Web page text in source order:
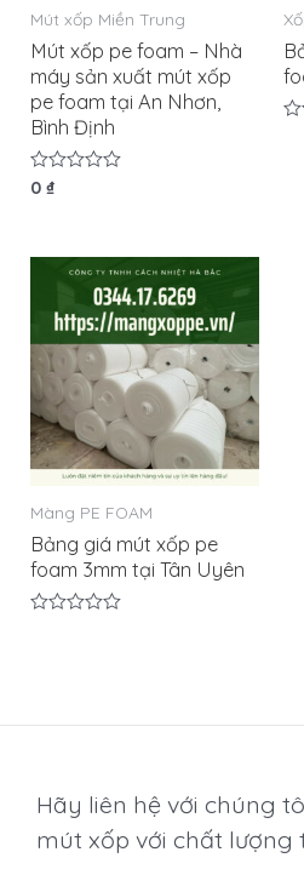
Mút xốp Miền Trung
Mút xốp pe foam – Nhà
máy sản xuất mút xốp
pe foam tại An Nhơn,
Bình Định
Được
0₫
Màng PE FOAM
Bảng giá mút xốp pe
foam 3mm tại Tân Uyên
Hãy liên hệ với chúng
mút xốp với chất lượng